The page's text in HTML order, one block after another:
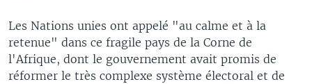
Les Nations unies ont appelé "au calme et à la
retenue" dans ce fragile pays de la Corne de
l'Afrique, dont le gouvernement avait promis de
réformer le très complexe système électoral et de